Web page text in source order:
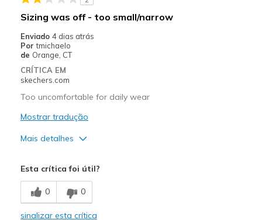
Casual Wear
Width
Sizing
View On Shoes
Sizing was off - too small/narrow
Enviado 4 dias atrás
Por tmichaelo
de Orange, CT
CRÍTICA EM
skechers.com
Too uncomfortable for daily wear
Mostrar tradução
Mais detalhes
Width
Sizing
Feels full size too small
Esta crítica foi útil?
0 0
sinalizar esta crítica